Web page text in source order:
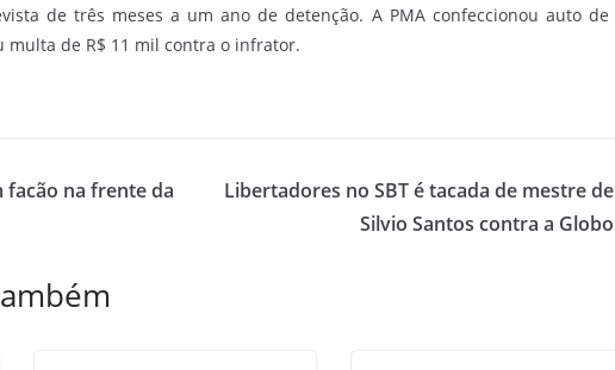
de três meses a um ano de detenção. A PMA confeccionou auto de
de R$ 11 mil contra o infrator.
na frente da
Libertadores no SBT é tacada de mestre de
Silvio Santos contra a Globo